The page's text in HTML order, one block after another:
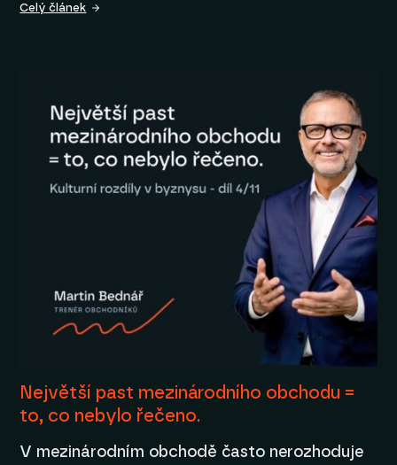
Celý článek
Největší past mezinárodního obchodu =
to, co nebylo řečeno.
V mezinárodním obchodě často nerozhoduje